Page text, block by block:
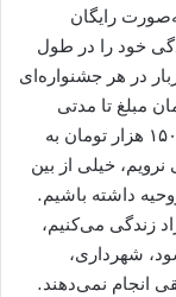
رایگان
خود را در طول
در هر جشنواره‌ای
مبلغ تا مدتی
زندگی را می‌گذرانیم. وزارت ارشاد هم هر ماه ۱۵۰ هزار تومان به
خیلی از بین
داشته باشیم.
زندگی می‌کنیم،
شهرداری،
انجام نمی‌دهند.